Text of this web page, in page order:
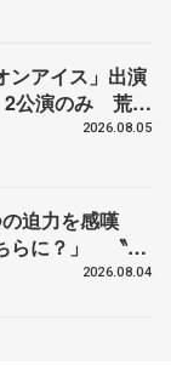
ンアイス」出演
公演のみ 荒川
、20周年のアイ
2026.08.05
迫力を感嘆
らに？」 〝リ
3連覇の野村忠
2026.08.04